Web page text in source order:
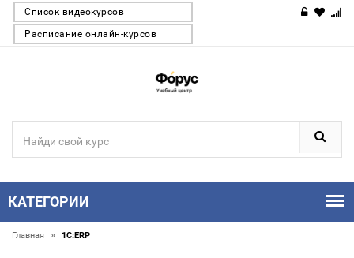
Список видеокурсов
Расписание онлайн-курсов
КАТЕГОРИИ
Главная » 1С:ERP